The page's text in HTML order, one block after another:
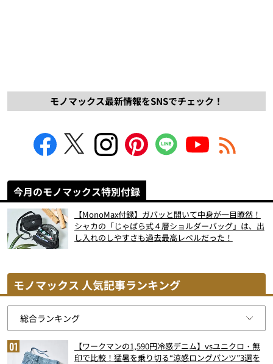
モノマックス最新情報をSNSでチェック！
今月のモノマックス特別付録
【MonoMax付録】ガバッと開いて中身が一目瞭然！
シャカの「じゃばら式４層ショルダーバッグ」は、出
し入れのしやすさも過去最高レベルだった！
モノマックス 人気記事ランキング
【ワークマンの1,590円冷感デニム】vsユニクロ・無
印で比較！猛暑を乗り切る“涼感ロングパンツ”3選を